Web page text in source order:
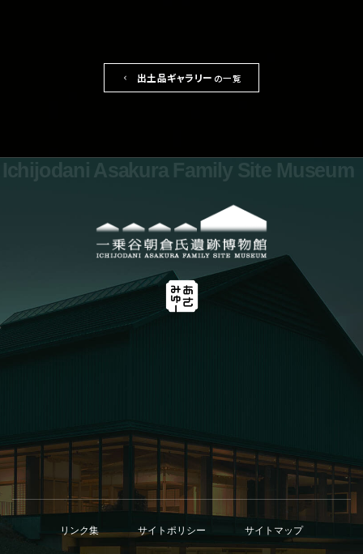
出土品ギャラリー の一覧
Ichijodani Asakura Family Site Museum
リンク集 サイトポリシー サイトマップ